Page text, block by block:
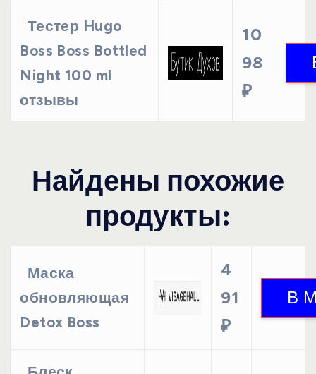
Тестер Hugo
Boss Boss Bottled
Night 100 ml
отзывы
10
98
₽
Найдены похожие
продукты:
Маска
обновляющая
Detox Boss
4
91
₽